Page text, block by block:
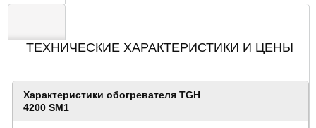
ТЕХНИЧЕСКИЕ ХАРАКТЕРИСТИКИ И ЦЕНЫ
Характеристики обогревателя TGH
4200 SM1